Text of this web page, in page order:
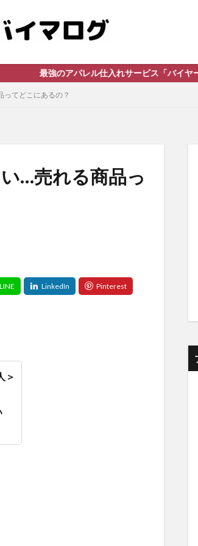
のアパレル仕入れサービス「バイヤーズドライブ
てどこにあるの？
…売れる商品っ
＞